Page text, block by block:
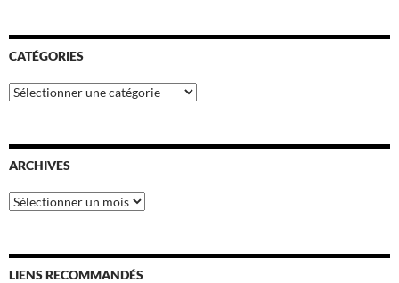
CATÉGORIES
Catégories
ARCHIVES
Archives
LIENS RECOMMANDÉS